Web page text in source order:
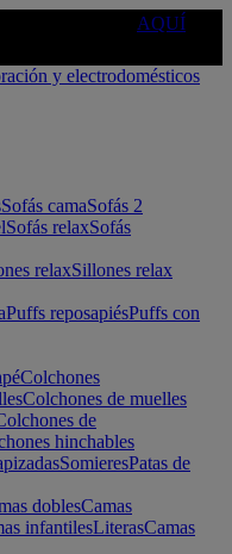
AQUÍ
Sofás camaSofás 2
Sofás relaxSofás
relaxSillones relax
Puffs reposapiésPuffs con
Colchones
Colchones de muelles
de
hinchables
SomieresPatas de
doblesCamas
infantilesLiterasCamas